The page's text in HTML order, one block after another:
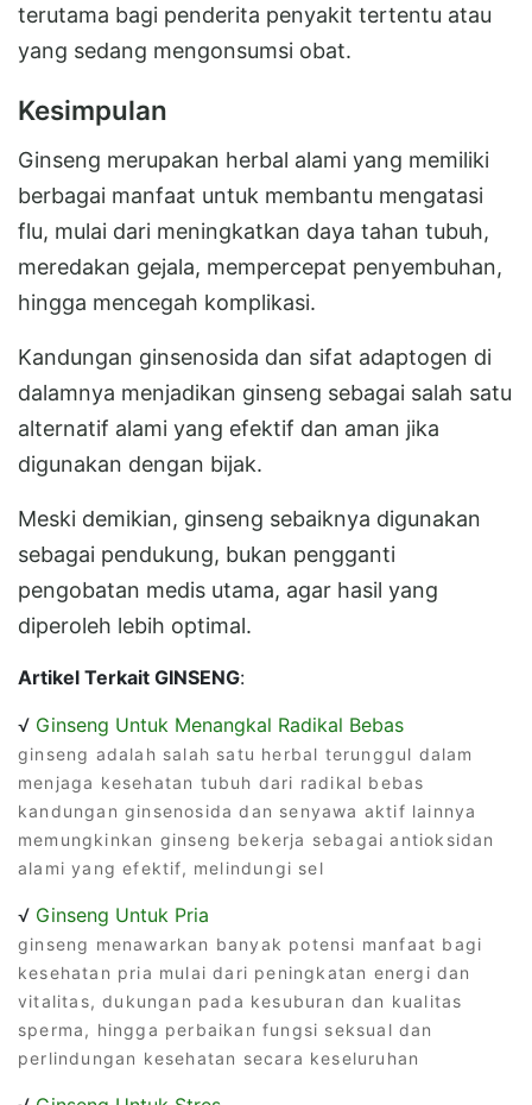
terutama bagi penderita penyakit tertentu atau
yang sedang mengonsumsi obat.
Kesimpulan
Ginseng merupakan herbal alami yang memiliki
berbagai manfaat untuk membantu mengatasi
flu, mulai dari meningkatkan daya tahan tubuh,
meredakan gejala, mempercepat penyembuhan,
hingga mencegah komplikasi.
Kandungan ginsenosida dan sifat adaptogen di
dalamnya menjadikan ginseng sebagai salah satu
alternatif alami yang efektif dan aman jika
digunakan dengan bijak.
Meski demikian, ginseng sebaiknya digunakan
sebagai pendukung, bukan pengganti
pengobatan medis utama, agar hasil yang
diperoleh lebih optimal.
Artikel Terkait GINSENG:
√ Ginseng Untuk Menangkal Radikal Bebas
ginseng adalah salah satu herbal terunggul dalam
menjaga kesehatan tubuh dari radikal bebas
kandungan ginsenosida dan senyawa aktif lainnya
memungkinkan ginseng bekerja sebagai antioksidan
alami yang efektif, melindungi sel
√ Ginseng Untuk Pria
ginseng menawarkan banyak potensi manfaat bagi
kesehatan pria mulai dari peningkatan energi dan
vitalitas, dukungan pada kesuburan dan kualitas
sperma, hingga perbaikan fungsi seksual dan
perlindungan kesehatan secara keseluruhan